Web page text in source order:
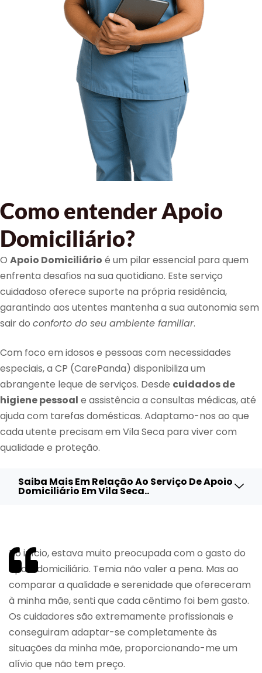
Como entender Apoio
Domiciliário?
O Apoio Domiciliário é um pilar essencial para quem
enfrenta desafios na sua quotidiano. Este serviço
cuidadoso oferece suporte na própria residência,
garantindo aos utentes mantenha a sua autonomia sem
sair do conforto do seu ambiente familiar.
Com foco em idosos e pessoas com necessidades
especiais, a CP (CarePanda) disponibiliza um
abrangente leque de serviços. Desde cuidados de
higiene pessoal e assistência a consultas médicas, até
ajuda com tarefas domésticas. Adaptamo-nos ao que
cada utente precisam em Vila Seca para viver com
qualidade e proteção.
Saiba Mais Em Relação Ao Serviço De Apoio
Domiciliário Em Vila Seca..
No início, estava muito preocupada com o gasto do
apoio domiciliário. Temia não valer a pena. Mas ao
comparar a qualidade e serenidade que ofereceram
à minha mãe, senti que cada cêntimo foi bem gasto.
Os cuidadores são extremamente profissionais e
conseguiram adaptar-se completamente às
situações da minha mãe, proporcionando-me um
alívio que não tem preço.